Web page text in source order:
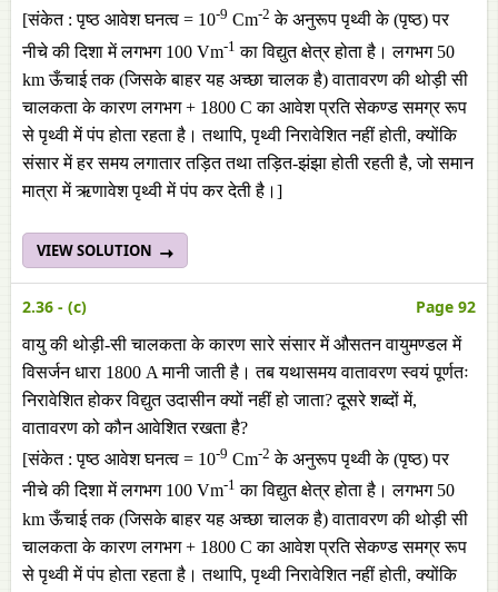
[संकेत : पृष्ठ आवेश घनत्व = 10-9 Cm-2 के अनुरूप पृथ्वी के (पृष्ठ) पर
नीचे की दिशा में लगभग 100 Vm-1 का विद्युत क्षेत्र होता है। लगभग 50
km ऊँचाई तक (जिसके बाहर यह अच्छा चालक है) वातावरण की थोड़ी सी
चालकता के कारण लगभग + 1800 C का आवेश प्रति सेकण्ड समग्र रूप
से पृथ्वी में पंप होता रहता है। तथापि, पृथ्वी निरावेशित नहीं होती, क्योंकि
संसार में हर समय लगातार तड़ित तथा तड़ित-झंझा होती रहती है, जो समान
मात्रा में ऋणावेश पृथ्वी में पंप कर देती है।]
VIEW SOLUTION
2.36 - (c) Page 92
वायु की थोड़ी-सी चालकता के कारण सारे संसार में औसतन वायुमण्डल में
विसर्जन धारा 1800 A मानी जाती है। तब यथासमय वातावरण स्वयं पूर्णतः
निरावेशित होकर विद्युत उदासीन क्यों नहीं हो जाता? दूसरे शब्दों में,
वातावरण को कौन आवेशित रखता है?
[संकेत : पृष्ठ आवेश घनत्व = 10-9 Cm-2 के अनुरूप पृथ्वी के (पृष्ठ) पर
नीचे की दिशा में लगभग 100 Vm-1 का विद्युत क्षेत्र होता है। लगभग 50
km ऊँचाई तक (जिसके बाहर यह अच्छा चालक है) वातावरण की थोड़ी सी
चालकता के कारण लगभग + 1800 C का आवेश प्रति सेकण्ड समग्र रूप
से पृथ्वी में पंप होता रहता है। तथापि, पृथ्वी निरावेशित नहीं होती, क्योंकि